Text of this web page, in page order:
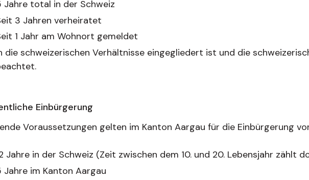
Jahre total in der Schweiz
3 Jahren verheiratet
1 Jahr am Wohnort gemeldet
die schweizerischen Verhältnisse eingegliedert ist und die
Einbürgerung
Voraussetzungen gelten im Kanton Aargau für die Einbürgerung
Jahre in der Schweiz (Zeit zwischen dem 10. und 20. Lebensjahr zählt
Jahre im Kanton Aargau